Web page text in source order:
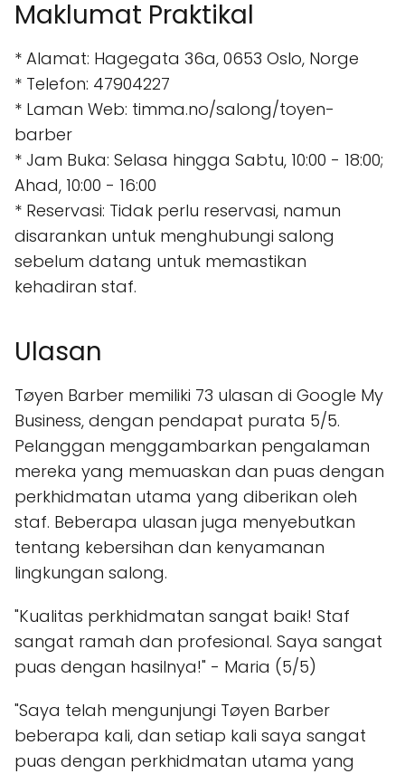
Maklumat Praktikal
* Alamat: Hagegata 36a, 0653 Oslo, Norge
* Telefon: 47904227
* Laman Web: timma.no/salong/toyen-
barber
* Jam Buka: Selasa hingga Sabtu, 10:00 - 18:00;
Ahad, 10:00 - 16:00
* Reservasi: Tidak perlu reservasi, namun
disarankan untuk menghubungi salong
sebelum datang untuk memastikan
kehadiran staf.
Ulasan
Tøyen Barber memiliki 73 ulasan di Google My
Business, dengan pendapat purata 5/5.
Pelanggan menggambarkan pengalaman
mereka yang memuaskan dan puas dengan
perkhidmatan utama yang diberikan oleh
staf. Beberapa ulasan juga menyebutkan
tentang kebersihan dan kenyamanan
lingkungan salong.
"Kualitas perkhidmatan sangat baik! Staf
sangat ramah dan profesional. Saya sangat
puas dengan hasilnya!" - Maria (5/5)
"Saya telah mengunjungi Tøyen Barber
beberapa kali, dan setiap kali saya sangat
puas dengan perkhidmatan utama yang